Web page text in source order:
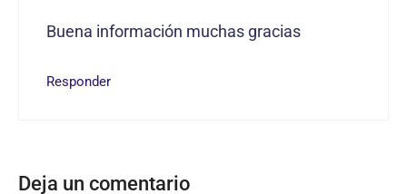
Buena información muchas gracias
Responder
Deja un comentario